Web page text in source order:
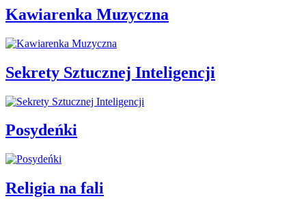
Kawiarenka Muzyczna
Sekrety Sztucznej Inteligencji
Posydeńki
Religia na fali